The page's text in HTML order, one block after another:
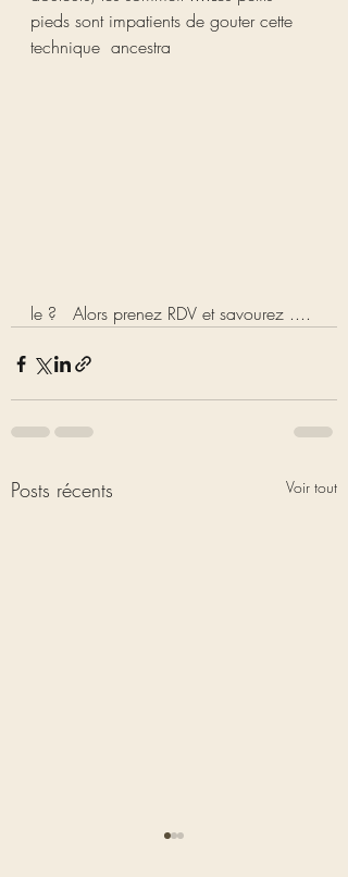
pieds sont impatients de gouter cette
technique  ancestra
le ?   Alors prenez RDV et savourez ....
Posts récents Voir tout